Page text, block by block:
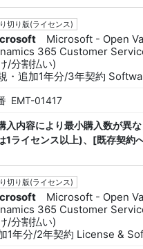
切り版(ライセンス)
Microsoft - Open
365 Customer
/分割払い)
・追加1年分/3年契約
EMT-01417
入内容により最小購入数が異
1ライセンス以上)、[既存契約
切り版(ライセンス)
Microsoft - Open
365 Customer
/分割払い)
1年分/2年契約 License &